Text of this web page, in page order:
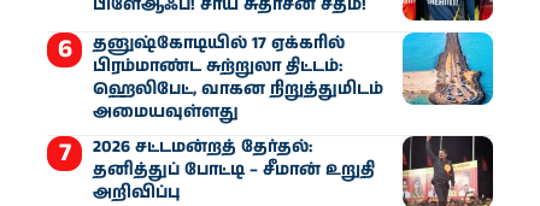
தனுஷ்கோடியில் 17 ஏக்கரில்
பிரம்மாண்ட சுற்றுலா திட்டம்:
ஹெலிபேட், வாகன நிறுத்துமிடம்
அமையவுள்ளது
2026 சட்டமன்றத் தேர்தல்:
தனித்துப் போட்டி – சீமான் உறுதி
அறிவிப்பு